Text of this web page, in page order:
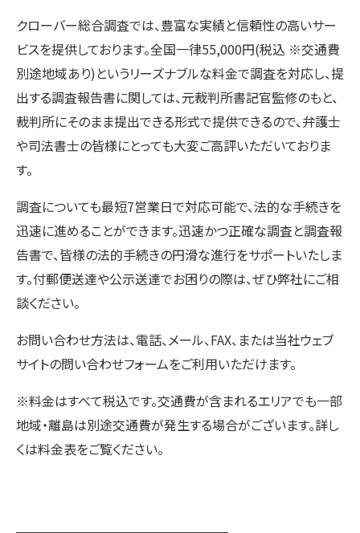
クローバー総合調査では、豊富な実績と信頼性の高いサー
ビスを提供しております。全国一律55,000円(税込 ※交通費
別途地域あり)というリーズナブルな料金で調査を対応し、提
出する調査報告書に関しては、元裁判所書記官監修のもと、
裁判所にそのまま提出できる形式で提供できるので、弁護士
や司法書士の皆様にとっても大変ご高評いただいておりま
す。
調査についても最短7営業日で対応可能で、法的な手続きを
迅速に進めることができます。迅速かつ正確な調査と調査報
告書で、皆様の法的手続きの円滑な進行をサポートいたしま
す。付郵便送達や公示送達でお困りの際は、ぜひ弊社にご相
談ください。
お問い合わせ方法は、電話、メール、FAX、または当社ウェブ
サイトの問い合わせフォームをご利用いただけます。
※料金はすべて税込です。交通費が含まれるエリアでも一部
地域・離島は別途交通費が発生する場合がございます。詳し
くは料金表をご覧ください。